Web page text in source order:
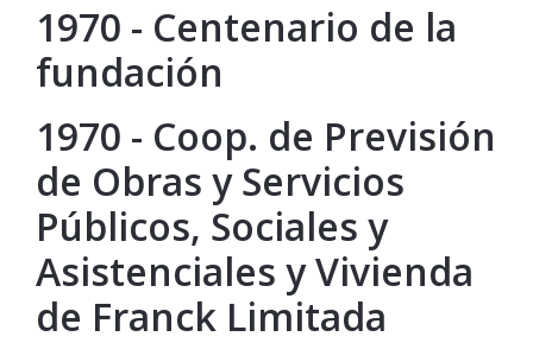
1970 - Centenario de la
fundación
1970 - Coop. de Previsión
de Obras y Servicios
Públicos, Sociales y
Asistenciales y Vivienda
de Franck Limitada